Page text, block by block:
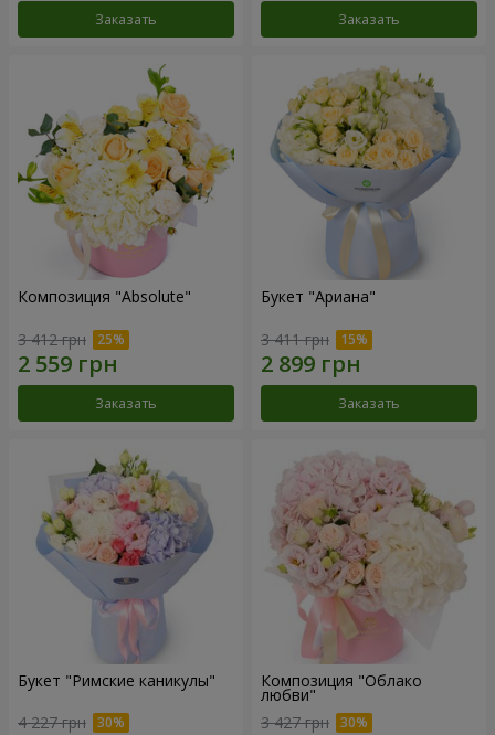
Заказать Заказать
Композиция "Absolute"
3 412 грн
Заказать
Букет "Ариана"
3 411 грн
Заказать
Букет "Римские каникулы"
4 227 грн
Композиция "Облако
любви"
3 427 грн